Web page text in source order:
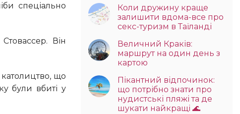
спеціально
були вбиті у
Коли дружину краще
залишити вдома-все про
секс-туризм в Таїланді
Величний Краків:
маршрут на один день з
картою
Пікантний відпочинок:
що потрібно знати про
нудистські пляжі та де
шукати найкращі 🌊